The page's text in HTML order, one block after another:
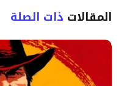
المقالات ذات الصلة